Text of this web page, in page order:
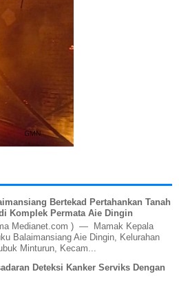
Bertekad Pertahankan Tanah
Komplek Permata Aie Dingin
Medianet.com ) — Mamak Kepala
Balaimansiang Aie Dingin, Kelurahan
Minturun, Kecam...
Deteksi Kanker Serviks Dengan